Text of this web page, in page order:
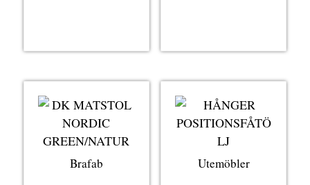
Brafab Utemöbler